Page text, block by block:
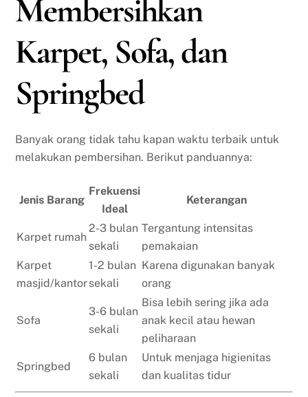
Membersihkan
Karpet, Sofa, dan
Springbed
Banyak orang tidak tahu kapan waktu terbaik untuk
melakukan pembersihan. Berikut panduannya:
Jenis Barang
Frekuensi
Ideal
Keterangan
Karpet rumah
2-3 bulan
sekali
Tergantung intensitas
pemakaian
Karpet
masjid/kantor
1-2 bulan
sekali
Karena digunakan banyak
orang
Sofa
3-6 bulan
sekali
Bisa lebih sering jika ada
anak kecil atau hewan
peliharaan
Springbed
6 bulan
sekali
Untuk menjaga higienitas
dan kualitas tidur